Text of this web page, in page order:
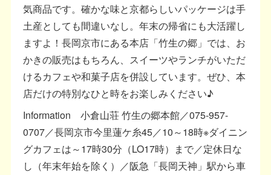
気商品です。確かな味と京都らしいパッケージは手
土産としても間違いなし。年末の帰省にも大活躍し
ますよ！長岡京市にある本店「竹生の郷」では、お
かきの販売はもちろん、スイーツやランチがいただ
けるカフェや和菓子店を併設しています。ぜひ、本
店だけの特別なひと時をお楽しみください♪
Information 小倉山荘 竹生の郷本館／075-957-
0707／長岡京市今里蓮ケ糸45／10～18時※ダイニン
グカフェは～17時30分（LO17時）まで／定休日な
し（年末年始を除く）／阪急「長岡天神」駅から車